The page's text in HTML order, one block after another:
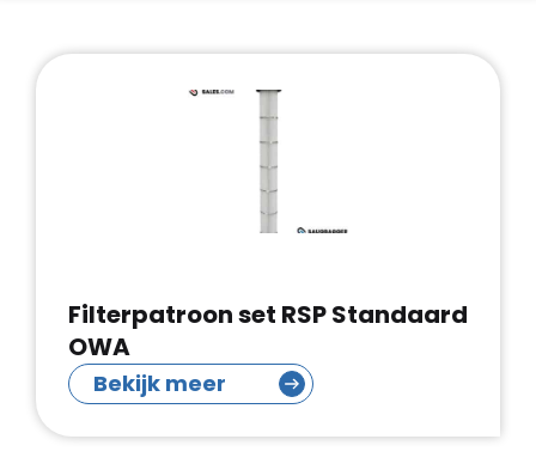
Filterpatroon set RSP Standaard
OWA
Bekijk meer